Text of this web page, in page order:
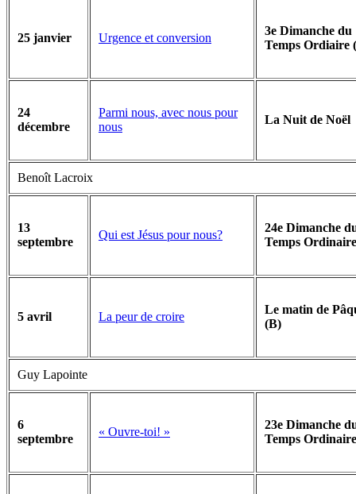
25 janvier Urgence et conversion
3e Dimanche du
Temps Ordiaire
24
décembre
Parmi nous, avec nous pour
nous
La Nuit de Noël
Benoît Lacroix
13
septembre
Qui est Jésus pour nous?
24e Dimanche
Temps
5 avril La peur de croire
Le matin de
(B)
Guy Lapointe
6
septembre
« Ouvre-toi! »
23e Dimanche
Temps